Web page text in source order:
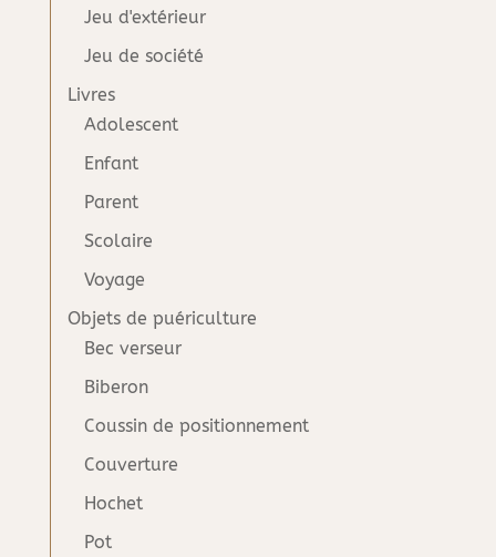
Jeu d'extérieur
Jeu de société
Livres
Adolescent
Enfant
Parent
Scolaire
Voyage
Objets de puériculture
Bec verseur
Biberon
Coussin de positionnement
Couverture
Hochet
Pot